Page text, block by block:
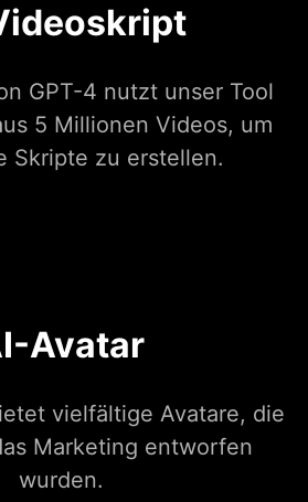
GPT-4 nutzt unser Tool
5 Millionen Videos, um
Skripte zu erstellen.
Avatar
vielfältige Avatare, die
Marketing entworfen
wurden.